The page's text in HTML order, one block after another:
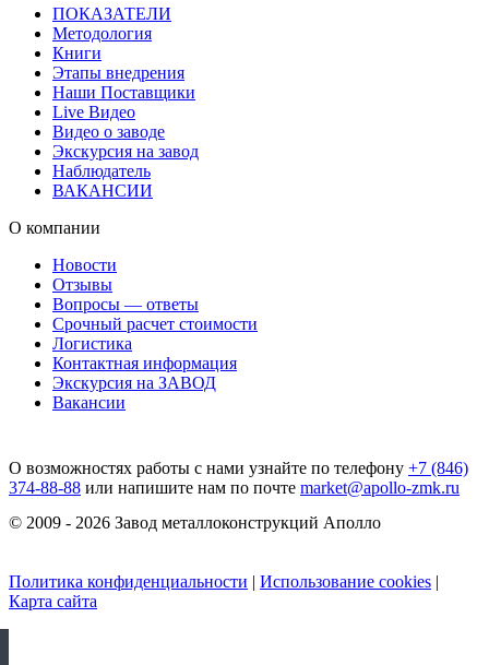
ПОКАЗАТЕЛИ
Методология
Книги
Этапы внедрения
Наши Поставщики
Live Видео
Видео о заводе
Экскурсия на завод
Наблюдатель
ВАКАНСИИ
О компании
Новости
Отзывы
Вопросы — ответы
Срочный расчет стоимости
Логистика
Контактная информация
Экскурсия на ЗАВОД
Вакансии
О возможностях работы с нами узнайте по телефону +7 (846)
374-88-88 или напишите нам по почте market@apollo-zmk.ru
© 2009 - 2026 Завод металлоконструкций Аполло
Политика конфиденциальности | Использование cookies |
Карта сайта